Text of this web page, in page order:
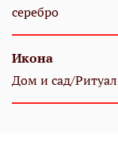
серебро
Икона
Дом и сад/